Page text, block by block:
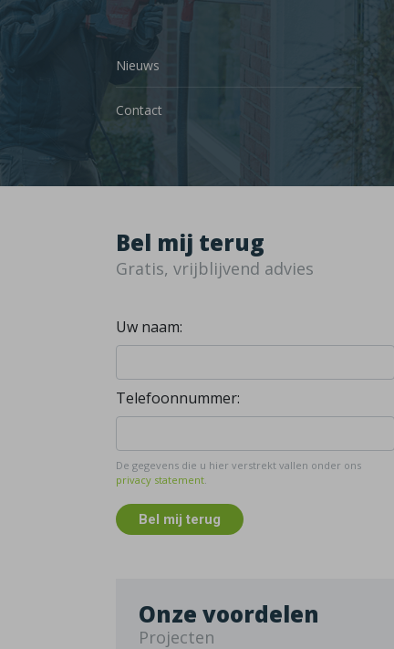
Nieuws
Contact
Bel mij terug
Gratis, vrijblijvend advies
Uw naam:
Telefoonnummer:
De gegevens die u hier verstrekt vallen onder ons
privacy statement.
Bel mij terug
Onze voordelen
Projecten